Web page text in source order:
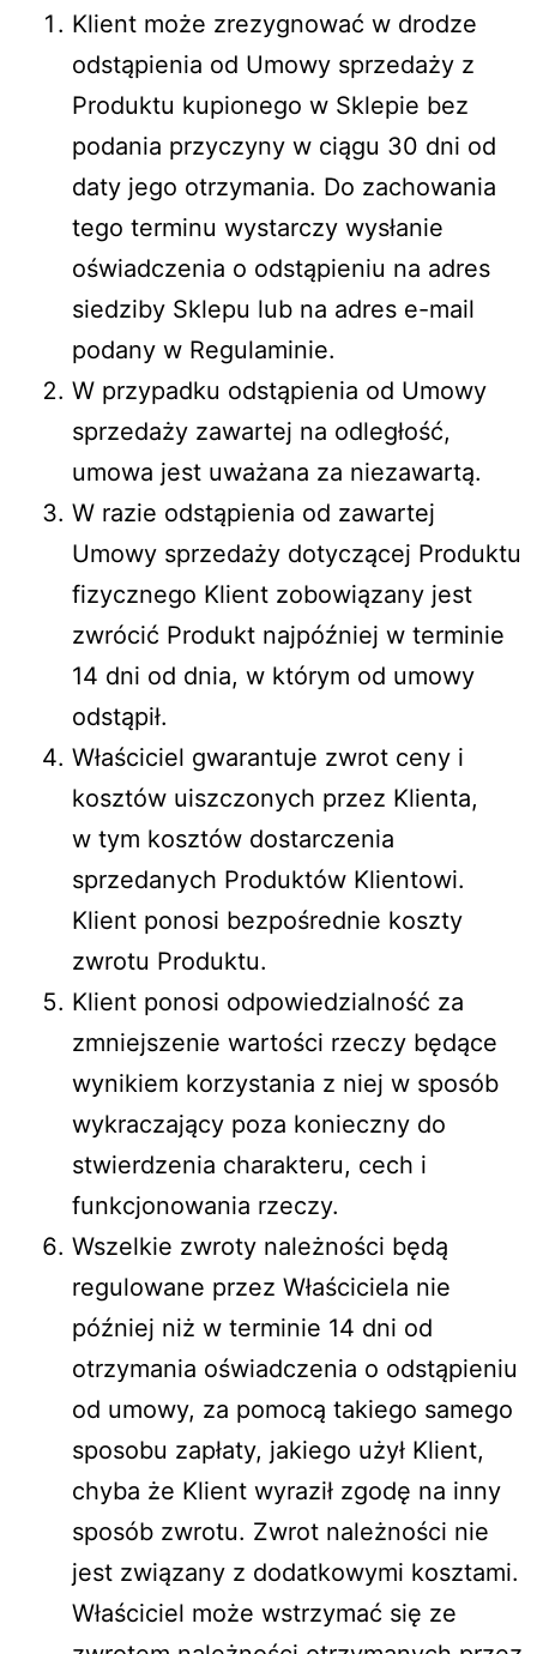
Klient może zrezygnować w drodze
odstąpienia od Umowy sprzedaży z
Produktu kupionego w Sklepie bez
podania przyczyny w ciągu 30 dni od
daty jego otrzymania. Do zachowania
tego terminu wystarczy wysłanie
oświadczenia o odstąpieniu na adres
siedziby Sklepu lub na adres e-mail
podany w Regulaminie.
W przypadku odstąpienia od Umowy
sprzedaży zawartej na odległość,
umowa jest uważana za niezawartą.
W razie odstąpienia od zawartej
Umowy sprzedaży dotyczącej Produktu
fizycznego Klient zobowiązany jest
zwrócić Produkt najpóźniej w terminie
14 dni od dnia, w którym od umowy
odstąpił.
Właściciel gwarantuje zwrot ceny i
kosztów uiszczonych przez Klienta,
w tym kosztów dostarczenia
sprzedanych Produktów Klientowi.
Klient ponosi bezpośrednie koszty
zwrotu Produktu.
Klient ponosi odpowiedzialność za
zmniejszenie wartości rzeczy będące
wynikiem korzystania z niej w sposób
wykraczający poza konieczny do
stwierdzenia charakteru, cech i
funkcjonowania rzeczy.
Wszelkie zwroty należności będą
regulowane przez Właściciela nie
później niż w terminie 14 dni od
otrzymania oświadczenia o odstąpieniu
od umowy, za pomocą takiego samego
sposobu zapłaty, jakiego użył Klient,
chyba że Klient wyraził zgodę na inny
sposób zwrotu. Zwrot należności nie
jest związany z dodatkowymi kosztami.
Właściciel może wstrzymać się ze